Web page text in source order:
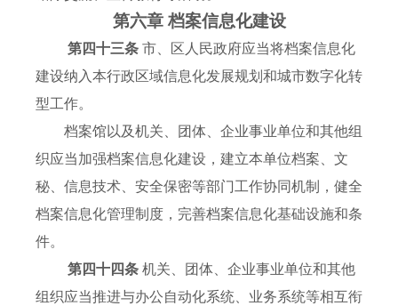
第六章 档案信息化建设
第四十三条 市、区人民政府应当将档案信息化
建设纳入本行政区域信息化发展规划和城市数字化转
型工作。
档案馆以及机关、团体、企业事业单位和其他组
织应当加强档案信息化建设，建立本单位档案、文
秘、信息技术、安全保密等部门工作协同机制，健全
档案信息化管理制度，完善档案信息化基础设施和条
件。
第四十四条 机关、团体、企业事业单位和其他
组织应当推进与办公自动化系统、业务系统等相互衔